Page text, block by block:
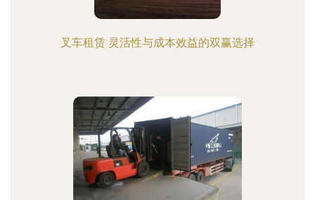
叉车租赁 灵活性与成本效益的双赢选择